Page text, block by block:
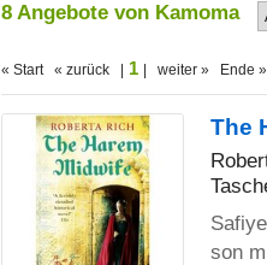
8 Angebote von Kamoma
« Start « zurück | 1 | weiter » Ende »
The
son